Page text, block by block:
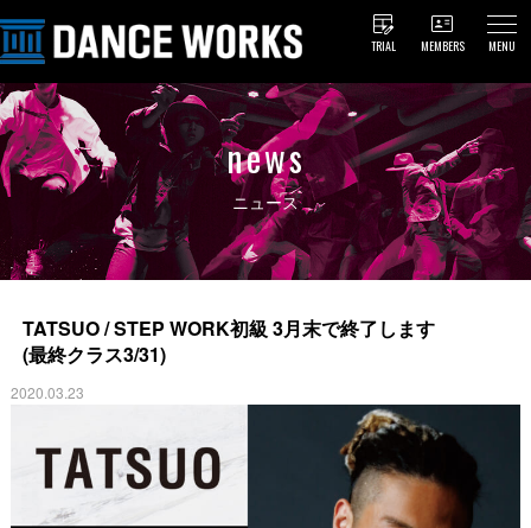
TRIAL MEMBERS MENU
news
ニュース
TATSUO / STEP WORK初級 3月末で終了します
(最終クラス3/31)
2020.03.23